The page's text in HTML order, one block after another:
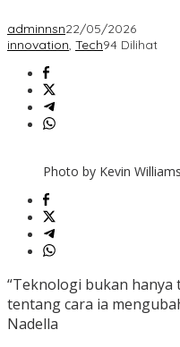
adminnsn22/05/2026
innovation, Tech94 Dilihat
Photo by Kevin
“Teknologi bukan hanya
tentang cara ia
Nadella